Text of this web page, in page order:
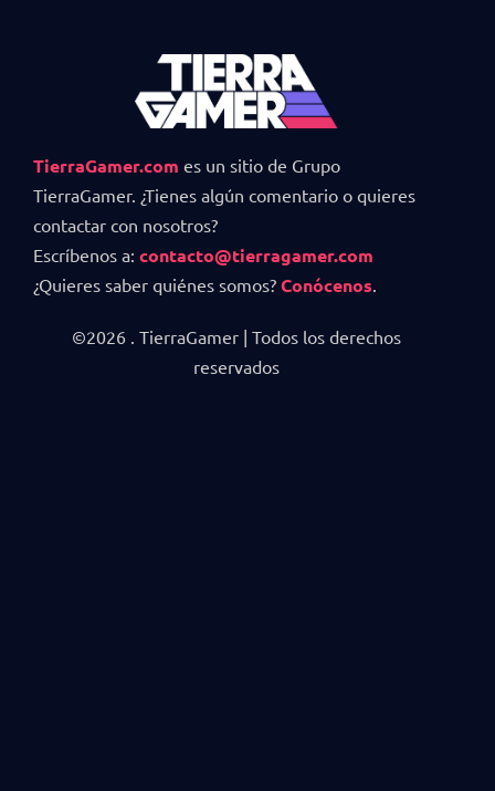
TierraGamer.com es un sitio de Grupo
TierraGamer. ¿Tienes algún comentario o quieres
contactar con nosotros?
Escríbenos a: contacto@tierragamer.com
¿Quieres saber quiénes somos? Conócenos
©2026 . TierraGamer | Todos los derechos
reservados